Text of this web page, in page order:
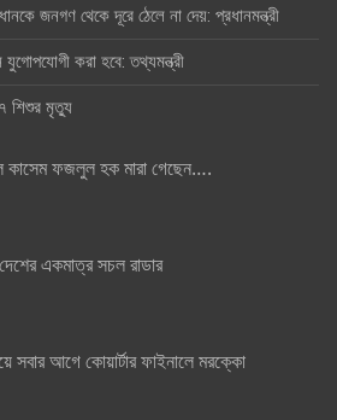
জনগণ থেকে দূরে ঠেলে না দেয়: প্রধানমন্ত্রী
করা হবে: তথ্যমন্ত্রী
শিশুর মৃত্যু
ফজলুল হক মারা গেছেন….
একমাত্র সচল রাডার
সবার আগে কোয়ার্টার ফাইনালে মরক্কো